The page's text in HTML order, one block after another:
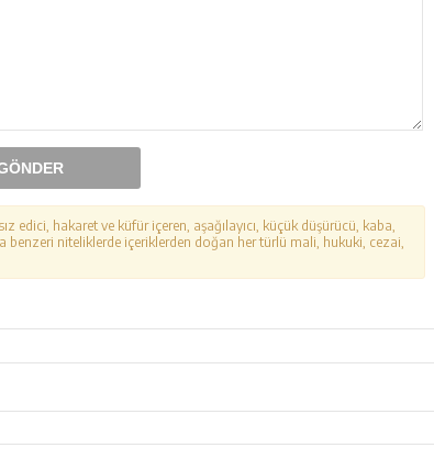
edici, hakaret ve küfür içeren, aşağılayıcı, küçük düşürücü, kaba,
benzeri niteliklerde içeriklerden doğan her türlü mali, hukuki, cezai,